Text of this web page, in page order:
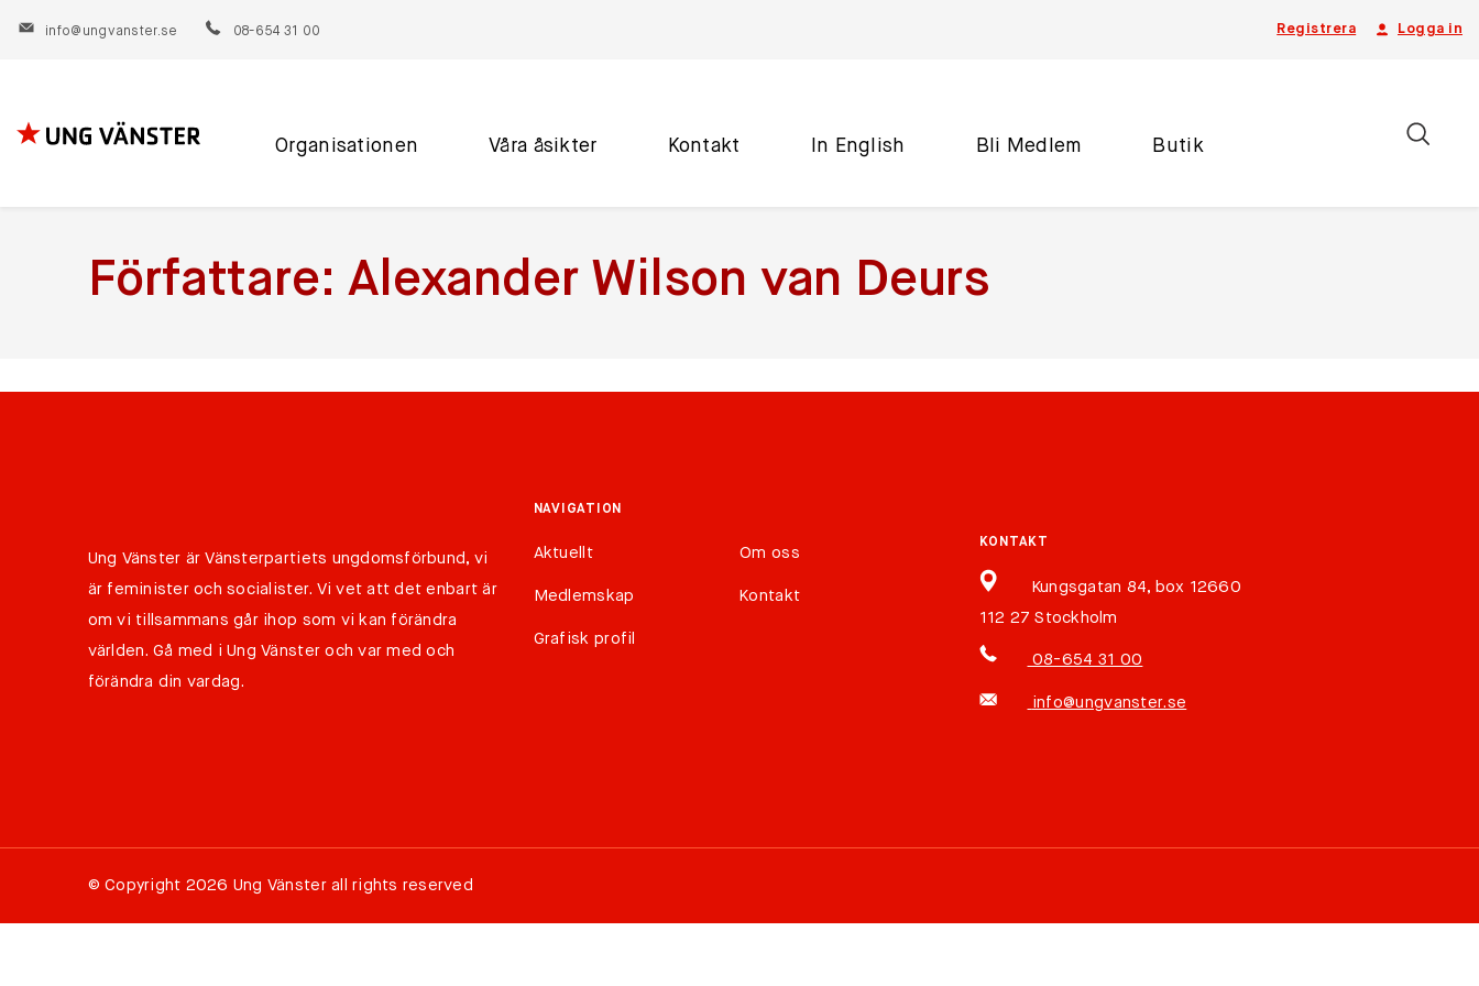
Registrera Logga in
info@ungvanster.se 08-654 31 00
Hoppa
Organisationen Våra åsikter Kontakt In English Bli Medlem Butik
Författare:Alexander Wilson van Deurs
Ung Vänster är Vänsterpartiets ungdomsförbund, vi
är feminister och socialister. Vi vet att det enbart är
om vi tillsammans går ihop som vi kan förändra
världen. Gå med i Ung Vänster och var med och
förändra din vardag.
NAVIGATION
Aktuellt Om oss
Medlemskap Kontakt
Grafisk profil
KONTAKT
Kungsgatan 84, box 12660
112 27 Stockholm
08-654 31 00
info@ungvanster.se
© Copyright 2026 Ung Vänster all rights reserved